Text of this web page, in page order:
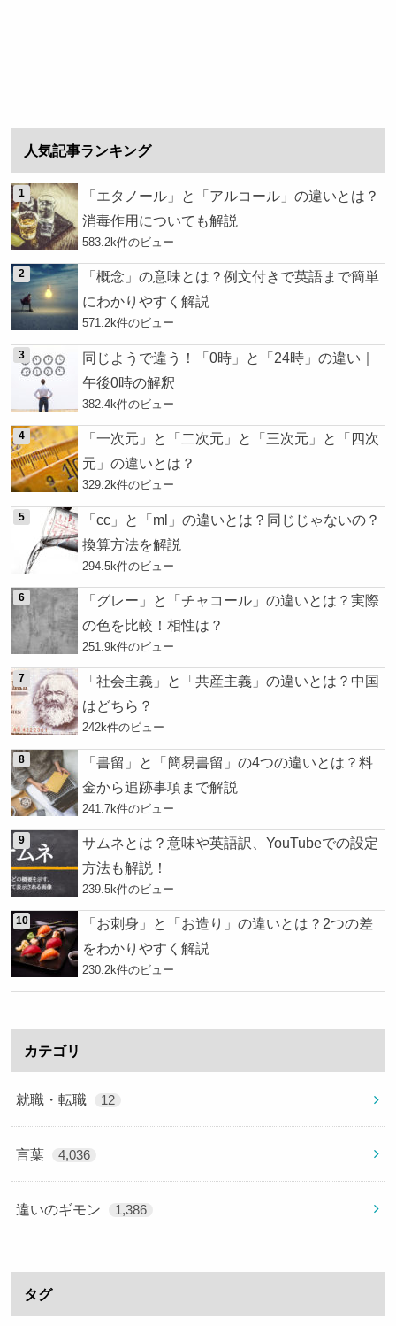
人気記事ランキング
「エタノール」と「アルコール」の違いとは？
消毒作用についても解説
583.2k件のビュー
「概念」の意味とは？例文付きで英語まで簡単
にわかりやすく解説
571.2k件のビュー
同じようで違う！「0時」と「24時」の違い｜
午後0時の解釈
382.4k件のビュー
「一次元」と「二次元」と「三次元」と「四次
元」の違いとは？
329.2k件のビュー
「cc」と「ml」の違いとは？同じじゃないの？
換算方法を解説
294.5k件のビュー
「グレー」と「チャコール」の違いとは？実際
の色を比較！相性は？
251.9k件のビュー
「社会主義」と「共産主義」の違いとは？中国
はどちら？
242k件のビュー
「書留」と「簡易書留」の4つの違いとは？料
金から追跡事項まで解説
241.7k件のビュー
サムネとは？意味や英語訳、YouTubeでの設定
方法も解説！
239.5k件のビュー
「お刺身」と「お造り」の違いとは？2つの差
をわかりやすく解説
230.2k件のビュー
カテゴリ
就職・転職 12
言葉 4,036
違いのギモン 1,386
タグ